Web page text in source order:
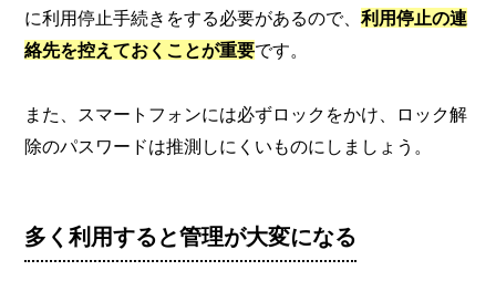
に利用停止手続きをする必要があるので、利用停止の連
絡先を控えておくことが重要です。
また、スマートフォンには必ずロックをかけ、ロック解
除のパスワードは推測しにくいものにしましょう。
多く利用すると管理が大変になる